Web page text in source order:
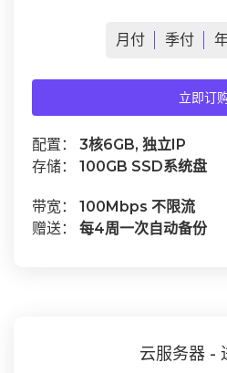
月 付 季付
立即订
配置： 3核6GB, 独立IP
存储： 100GB SSD系统盘
带宽： 100Mbps 不限流
赠送： 每4周一次自动备份
云服务器 -